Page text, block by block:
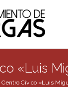
«Luis
Centro Cívico «Luis